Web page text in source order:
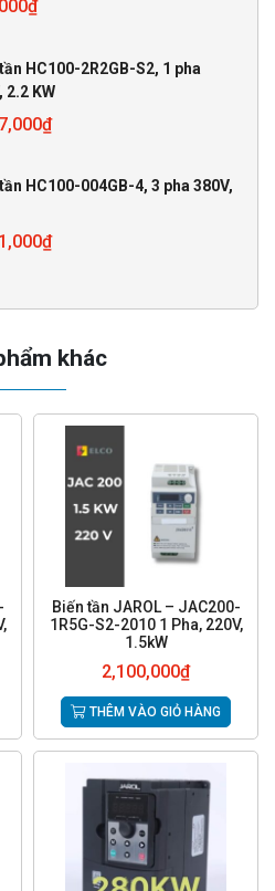
₫
HC100-2R2GB-S2, 1 pha
2.2 KW
₫
HC100-004GB-4, 3 pha 380V,
₫
khác
Biến tần JAROL – JAC200-
1R5G-S2-2010 1 Pha, 220V,
1.5kW
2,100,000₫
THÊM VÀO GIỎ HÀNG